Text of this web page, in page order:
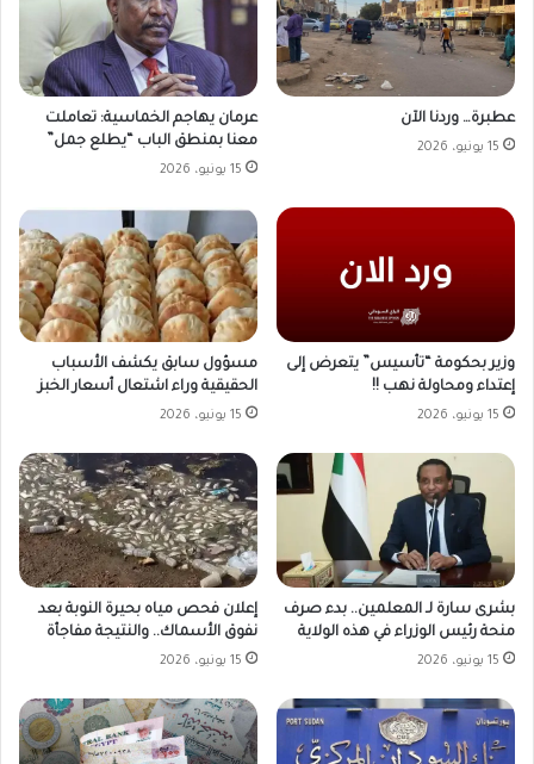
عطبرة… وردنا الآن
15 يونيو، 2026
عرمان يهاجم الخماسية: تعاملت
معنا بمنطق الباب “يطلع جمل”
15 يونيو، 2026
وزير بحكومة “تأسيس” يتعرض إلى
إعتداء ومحاولة نهب !!
15 يونيو، 2026
مسؤول سابق يكشف الأسباب
الحقيقية وراء اشتعال أسعار الخبز
15 يونيو، 2026
بشرى سارة لـ المعلمين.. بدء صرف
منحة رئيس الوزراء في هذه الولاية
15 يونيو، 2026
إعلان فحص مياه بحيرة النوبة بعد
نفوق الأسماك.. والنتيجة مفاجأة
15 يونيو، 2026